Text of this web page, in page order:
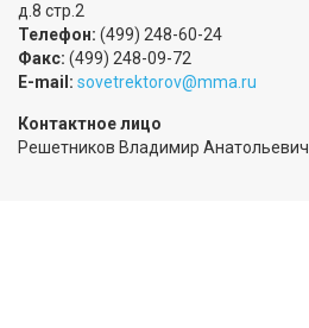
д.8 стр.2
Телефон: (499) 248-60-24
Факс: (499) 248-09-72
E-mail: sovetrektorov@mma.ru
Контактное лицо
Решетников Владимир Анатольевич